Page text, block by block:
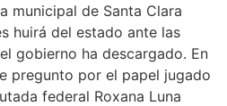
municipal de Santa Clara
huirá del estado ante las
gobierno ha descargado. En
pregunto por el papel jugado
federal Roxana Luna